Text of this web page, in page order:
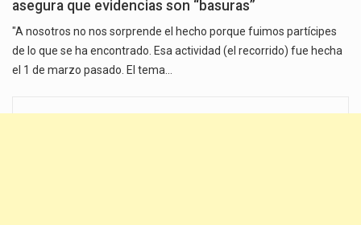
asegura que evidencias son “basuras”
"A nosotros no nos sorprende el hecho porque fuimos partícipes
de lo que se ha encontrado. Esa actividad (el recorrido) fue hecha
el 1 de marzo pasado. El tema…